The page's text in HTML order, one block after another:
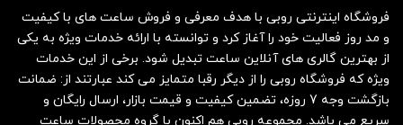
فروشگاه اینترنتی روبی با هدف معرفی و فروش ساعت های با کیفیت
و مد روز فعالیت خود را آغاز کرد و توانسته با ارائه خدمات ویژه به یکی
از بهترین گالری های آنلاین ساعت تبدیل شود. برخی از این خدمات
ویژه که فروشگاه روبی را از دیگر رقبا متمایز می کند عبارتند از: ضمانت
بازگشت وجه 7 روزه، تضمین کیفیت و قیمت بازار، ارسال رایگان و
سریع می باشد. مجموعه روبی هم اکنون با گروه محصولات ساعت